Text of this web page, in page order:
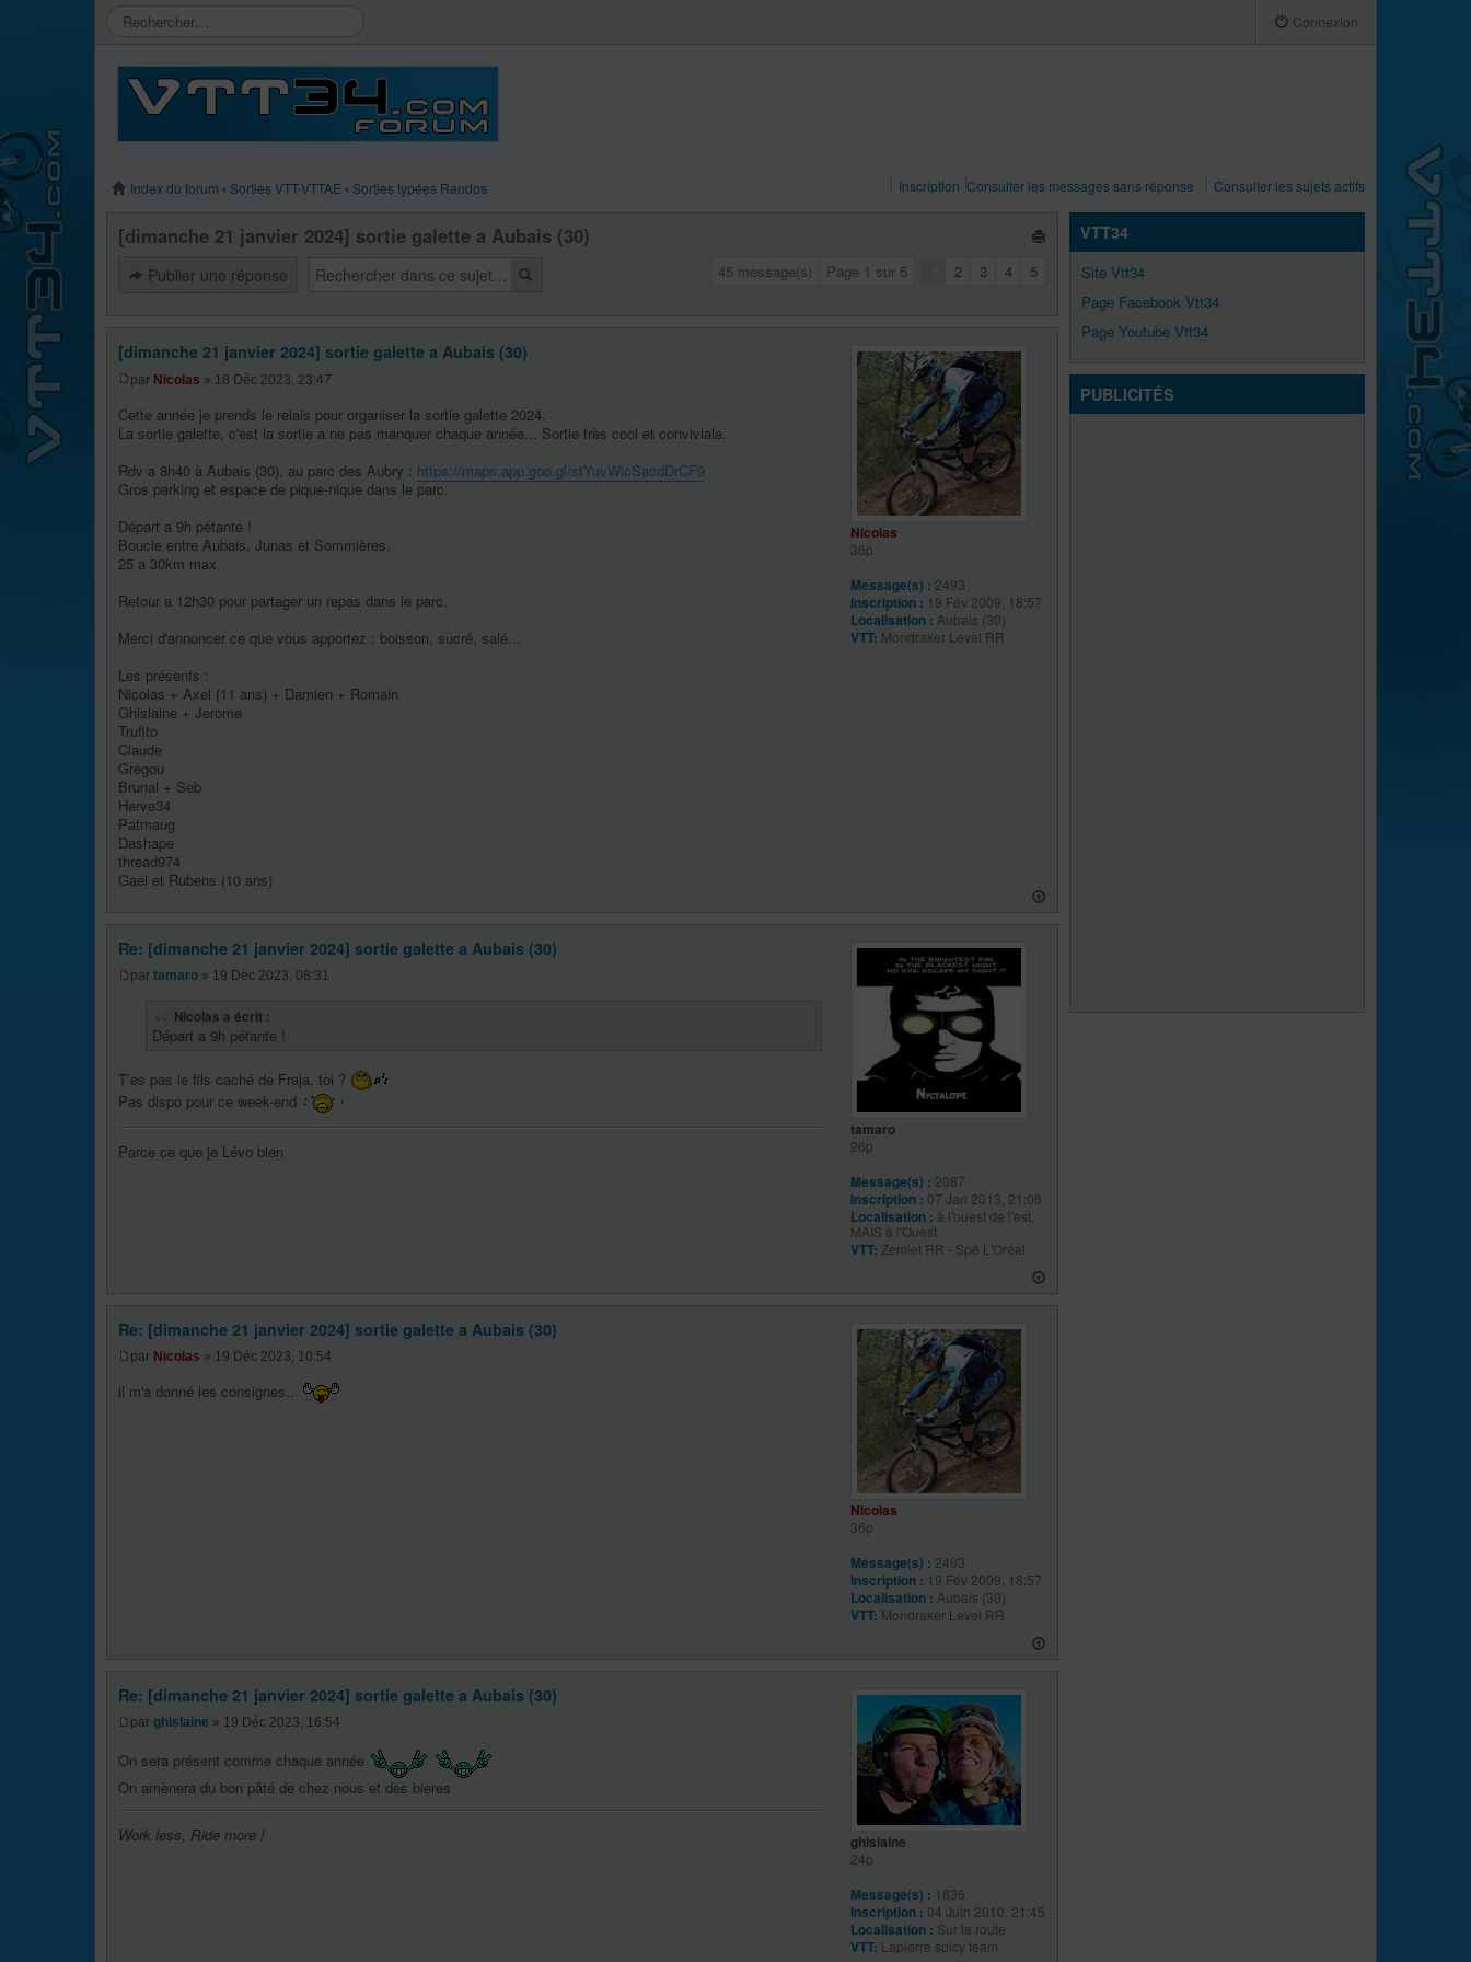
Connexion
Index du forum ‹ Sorties VTT-VTTAE ‹ Sorties typées Randos Inscription Consulter les messages sans réponse Consulter les sujets actifs
[dimanche 21 janvier 2024] sortie galette a Aubais (30)
Publier une réponse 45 message(s) Page 1 sur 5 2 3 4 5
[dimanche 21 janvier 2024] sortie galette a Aubais (30)
par Nicolas » 18 Déc 2023, 23:47
Cette année je prends le relais pour organiser la sortie galette 2024.
La sortie galette, c'est la sortie a ne pas manquer chaque année... Sortie très cool et conviviale.
Rdv a 8h40 à Aubais (30), au parc des Aubry : https://maps.app.goo.gl/stYuvWicSacdDrCF9
Gros parking et espace de pique-nique dans le parc.
Départ a 9h pétante !
Boucle entre Aubais, Junas et Sommières.
25 a 30km max.
Retour a 12h30 pour partager un repas dans le parc.
Merci d'annoncer ce que vous apportez : boisson, sucré, salé...
Les présents :
Nicolas + Axel (11 ans) + Damien + Romain
Ghislaine + Jerome
Trufito
Claude
Gregou
Brunal + Seb
Herve34
Patmaug
Dashape
thread974
Gael et Rubens (10 ans)
Nicolas
36p
Message(s) : 2493
Inscription : 19 Fév 2009, 18:57
Localisation : Aubais (30)
VTT: Mondraker Level RR
Re: [dimanche 21 janvier 2024] sortie galette a Aubais (30)
par tamaro » 19 Déc 2023, 08:31
Nicolas a écrit :
Départ a 9h pétante !
T’es pas le fils caché de Fraja, toi ?
Pas dispo pour ce week-end
Parce ce que je Lévo bien
tamaro
26p
Message(s) : 2087
Inscription : 07 Jan 2013, 21:06
Localisation : à l'ouest de l'est,
MAIS à l'Ouest
VTT: Zemlet RR - Spé L'Oréal
Re: [dimanche 21 janvier 2024] sortie galette a Aubais (30)
par Nicolas » 19 Déc 2023, 10:54
il m'a donné les consignes...
Nicolas
36p
Message(s) : 2493
Inscription : 19 Fév 2009, 18:57
Localisation : Aubais (30)
VTT: Mondraker Level RR
Re: [dimanche 21 janvier 2024] sortie galette a Aubais (30)
par ghislaine » 19 Déc 2023, 16:54
On sera présent comme chaque année
On amènera du bon pâté de chez nous et des bieres
Work less, Ride more ! ghislaine
24p
Message(s) : 1836
Inscription : 04 Juin 2010, 21:45
Localisation : Sur la route
VTT: Lapierre spicy team
VTT34
Site Vtt34
Page Facebook Vtt34
Page Youtube Vtt34
PUBLICITÉS